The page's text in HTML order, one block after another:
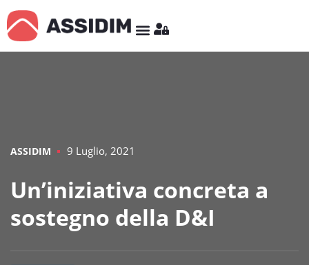
ASSIDIM 9 Luglio, 2021
Un’iniziativa concreta a
sostegno della D&I